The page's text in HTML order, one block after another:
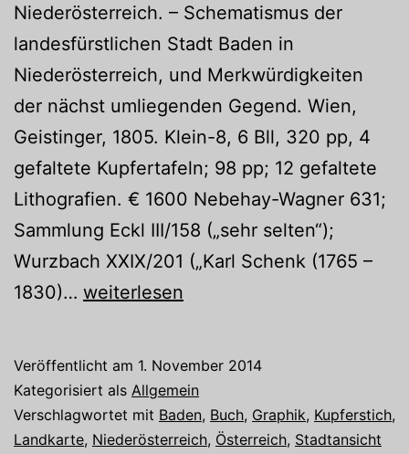
Niederösterreich. – Schematismus der
landesfürstlichen Stadt Baden in
Niederösterreich, und Merkwürdigkeiten
der nächst umliegenden Gegend. Wien,
Geistinger, 1805. Klein-8, 6 Bll, 320 pp, 4
gefaltete Kupfertafeln; 98 pp; 12 gefaltete
Lithografien. € 1600 Nebehay-Wagner 631;
Sammlung Eckl III/158 („sehr selten“);
Wurzbach XXIX/201 („Karl Schenk (1765 –
1830)… Objekt
November
weiterlesen
Veröffentlicht am 1. November 2014
Kategorisiert als Allgemein
Verschlagwortet mit Baden, Buch, Graphik, Kupferstich,
Landkarte, Niederösterreich, Österreich, Stadtansicht